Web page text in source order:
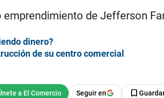
de Jefferson
dinero?
de su centro comercial
Seguir en